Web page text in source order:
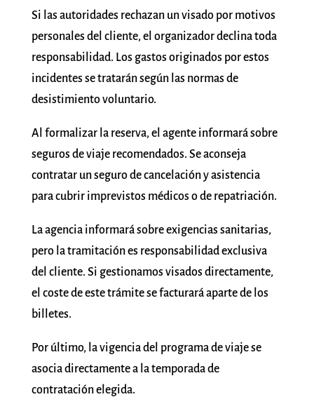
Si las autoridades rechazan un visado por motivos
personales del cliente, el organizador declina toda
responsabilidad. Los gastos originados por estos
incidentes se tratarán según las normas de
desistimiento voluntario.
Al formalizar la reserva, el agente informará sobre
seguros de viaje recomendados. Se aconseja
contratar un seguro de cancelación y asistencia
para cubrir imprevistos médicos o de repatriación.
La agencia informará sobre exigencias sanitarias,
pero la tramitación es responsabilidad exclusiva
del cliente. Si gestionamos visados directamente,
el coste de este trámite se facturará aparte de los
billetes.
Por último, la vigencia del programa de viaje se
asocia directamente a la temporada de
contratación elegida.